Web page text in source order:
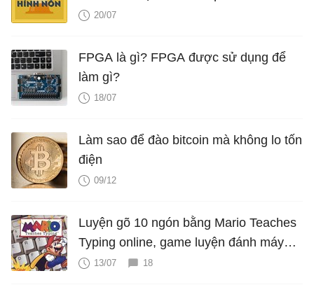
thể tích hình nón, V nón
20/07
FPGA là gì? FPGA được sử dụng để
làm gì?
18/07
Làm sao để đào bitcoin mà không lo tốn
điện
09/12
Luyện gõ 10 ngón bằng Mario Teaches
Typing online, game luyện đánh máy
cực hấp dẫn
13/07 18